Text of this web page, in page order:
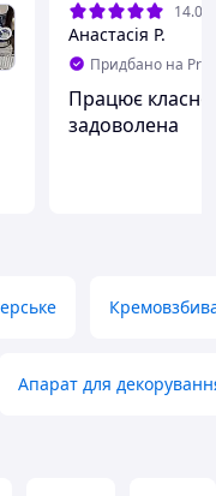
Анастасія Р.
Придбано на
Працює
задоволена
Апарат для